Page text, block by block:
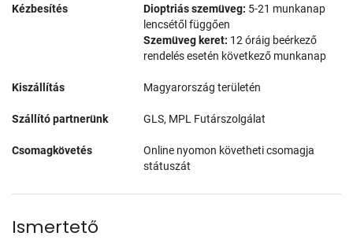
Kézbesítés Dioptriás szemüveg: 5-21 munkanap
lencsétől függően
Szemüveg keret: 12 óráig beérkező
rendelés esetén következő munkanap
Kiszállítás Magyarország területén
Szállító partnerünk GLS, MPL Futárszolgálat
Csomagkövetés
Online nyomon követheti csomagja
státuszát
Ismertető